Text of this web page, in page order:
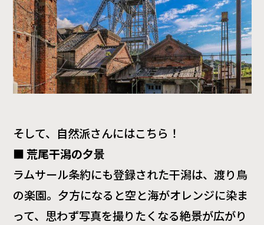
そして、自然派さんにはこちら！
■ 荒尾干潟の夕景
ラムサール条約にも登録された干潟は、渡り鳥
の楽園。夕方になると空と海がオレンジに染ま
って、思わず写真を撮りたくなる絶景が広がり